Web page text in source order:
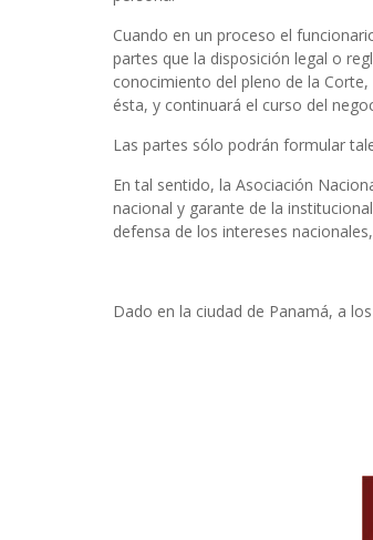
Cuando en un proceso el
partes que la disposición legal o
conocimiento del pleno de la
ésta, y continuará el curso del
Las partes sólo podrán formular
En tal sentido, la Asociación
nacional y garante de la
defensa de los intereses
Dado en la ciudad de Panamá, a